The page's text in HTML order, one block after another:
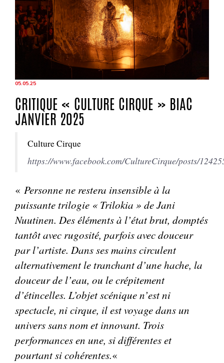
05.05.25
CRITIQUE « CULTURE CIRQUE » BIAC
JANVIER 2025
Culture Cirque
https://www.facebook.com/CultureCirque/posts/
« Personne ne restera insensible à la
puissante trilogie « Trilokia » de Jani
Nuutinen. Des éléments à l’état brut, domptés
tantôt avec rugosité, parfois avec douceur
par l’artiste. Dans ses mains circulent
alternativement le tranchant d’une hache, la
douceur de l’eau, ou le crépitement
d’étincelles. L’objet scénique n’est ni
spectacle, ni cirque, il est voyage dans un
univers sans nom et innovant. Trois
performances en une, si différentes et
pourtant si cohérentes.«